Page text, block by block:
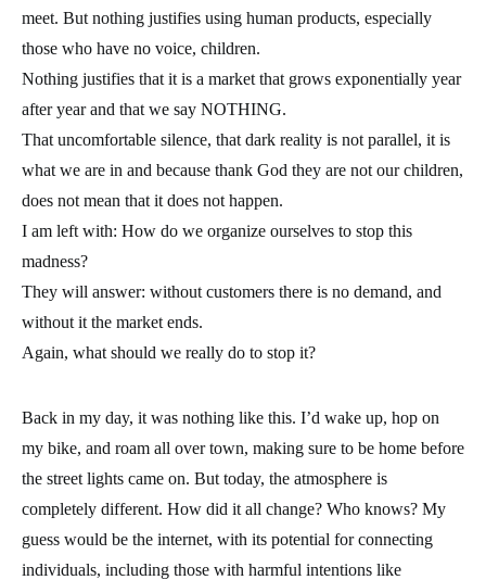
meet. But nothing justifies using human products, especially
those who have no voice, children.
Nothing justifies that it is a market that grows exponentially year
after year and that we say NOTHING.
That uncomfortable silence, that dark reality is not parallel, it is
what we are in and because thank God they are not our children,
does not mean that it does not happen.
I am left with: How do we organize ourselves to stop this
madness?
They will answer: without customers there is no demand, and
without it the market ends.
Again, what should we really do to stop it?
Back in my day, it was nothing like this. I’d wake up, hop on
my bike, and roam all over town, making sure to be home before
the street lights came on. But today, the atmosphere is
completely different. How did it all change? Who knows? My
guess would be the internet, with its potential for connecting
individuals, including those with harmful intentions like